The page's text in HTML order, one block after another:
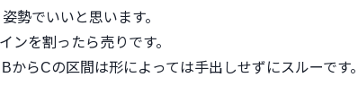
勢でいいと思います。
ンを割ったら売りです。
らCの区間は形によっては手出しせずにスルーです。